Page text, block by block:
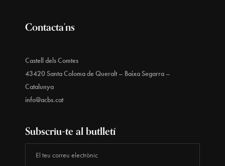
Contacta’ns
Castell dels Comtes
43420 Santa Coloma de Queralt – Baixa Segarra –
Catalunya
info@acbs.cat
Subscriu-te al butlletí